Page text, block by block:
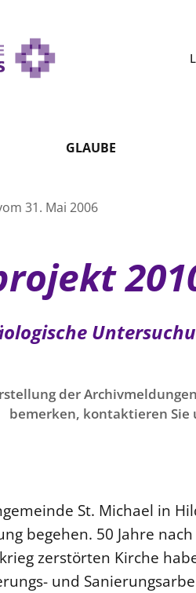
GLAUBE
31. Mai 2006
der
bemerken, kontaktieren Sie
St. Michael in
begehen. 50 Jahre
zerstörten Kirche
und